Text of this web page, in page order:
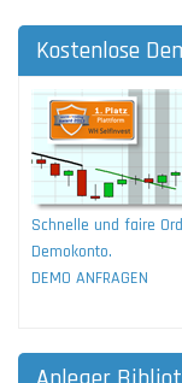
Kostenlose
Schnelle und faire
Demokonto.
DEMO ANFRAGEN